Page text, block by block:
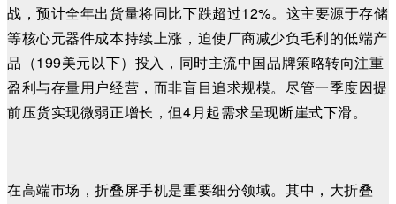
战，预计全年出货量将同比下跌超过12%。这主要源于存储
等核心元器件成本持续上涨，迫使厂商减少负毛利的低端产
品（199美元以下）投入，同时主流中国品牌策略转向注重
盈利与存量用户经营，而非盲目追求规模。尽管一季度因提
前压货实现微弱正增长，但4月起需求呈现断崖式下滑。
在高端市场，折叠屏手机是重要细分领域。其中，大折叠